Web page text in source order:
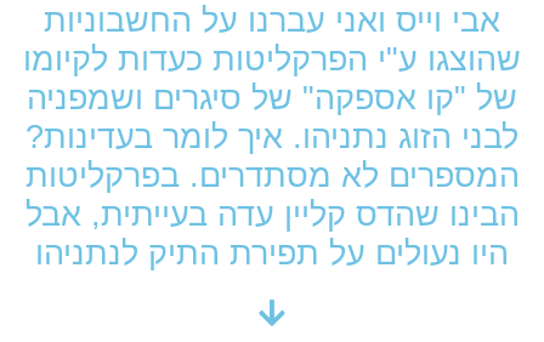
אבי וייס ואני עברנו על החשבוניות
שהוצגו ע"י הפרקליטות כעדות לקיומו
של "קו אספקה" של סיגרים ושמפניה
לבני הזוג נתניהו. איך לומר בעדינות?
המספרים לא מסתדרים. בפרקליטות
הבינו שהדס קליין עדה בעייתית, אבל
היו נעולים על תפירת התיק לנתניהו